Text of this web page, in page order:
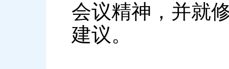
会议精神，并就
建议。